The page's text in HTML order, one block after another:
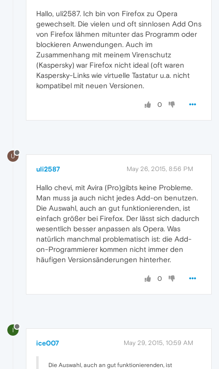
Hallo, uli2587. Ich bin von Firefox zu Opera
gewechselt. Die vielen und oft sinnlosen Add Ons
von Firefox lähmen mitunter das Programm oder
blockieren Anwendungen. Auch im
Zusammenhang mit meinem Virenschutz
(Kaspersky) war Firefox nicht ideal (oft waren
Kaspersky-Links wie virtuelle Tastatur u.a. nicht
kompatibel mit neuen Versionen.
0
U
uli2587 May 26, 2015, 8:56 PM
Hallo chevi, mit Avira (Pro)gibts keine Probleme.
Man muss ja auch nicht jedes Add-on benutzen.
Die Auswahl, auch an gut funktionierenden, ist
einfach größer bei Firefox. Der lässt sich dadurch
wesentlich besser anpassen als Opera. Was
natürlich manchmal problematisch ist: die Add-
on-Programmierer kommen nicht immer den
häufigen Versionsänderungen hinterher.
0
I
ice007 May 29, 2015, 10:59 AM
Die Auswahl, auch an gut funktionierenden, ist